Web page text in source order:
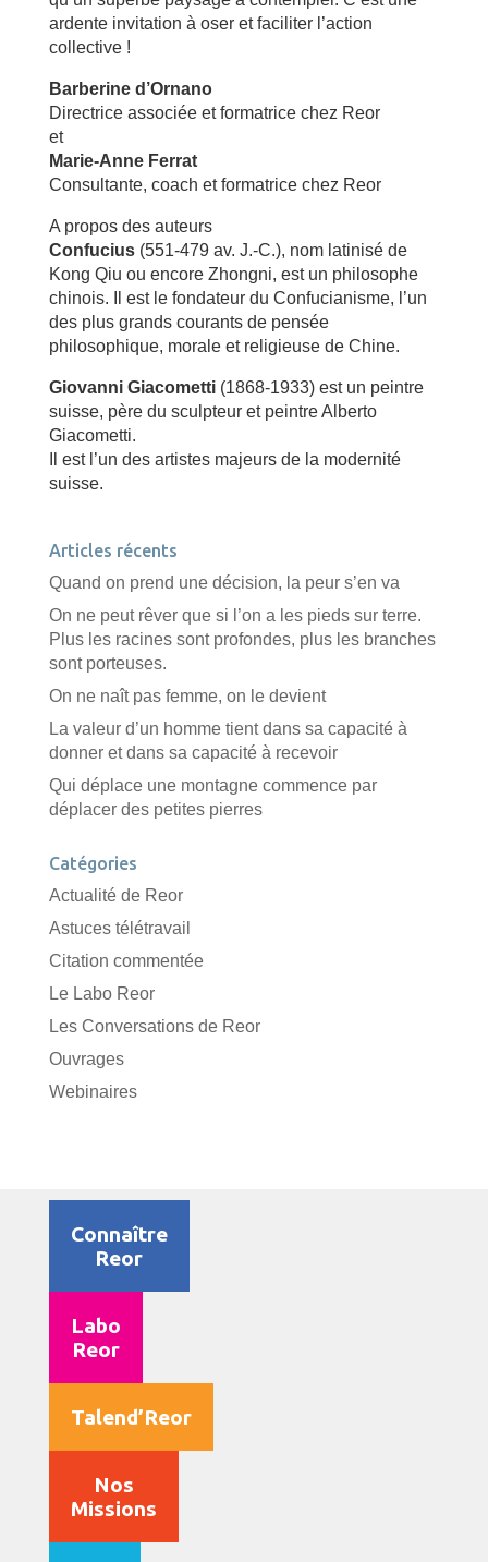
ardente invitation à oser et faciliter l’action
collective !
Barberine d’Ornano
Directrice associée et formatrice chez Reor
et
Marie-Anne Ferrat
Consultante, coach et formatrice chez Reor
A propos des auteurs
Confucius(551-479 av. J.-C.), nom latinisé de
Kong Qiu ou encore Zhongni, est un philosophe
chinois. Il est le fondateur du Confucianisme, l’un
des plus grands courants de pensée
philosophique, morale et religieuse de Chine.
Giovanni Giacometti(1868-1933) est un peintre
suisse, père du sculpteur et peintre Alberto
Giacometti.
Il est l’un des artistes majeurs de la modernité
suisse.
Articles récents
Quand on prend une décision, la peur s’en va
On ne peut rêver que si l’on a les pieds sur terre.
Plus les racines sont profondes, plus les branches
sont porteuses.
On ne naît pas femme, on le devient
La valeur d’un homme tient dans sa capacité à
donner et dans sa capacité à recevoir
Qui déplace une montagne commence par
déplacer des petites pierres
Catégories
Actualité de Reor
Astuces télétravail
Citation commentée
Le Labo Reor
Les Conversations de Reor
Ouvrages
Webinaires
Connaître
Reor
Labo
Reor
Talend’Reor
Nos
Missions